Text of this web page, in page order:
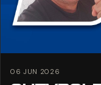
06 JUN 2026